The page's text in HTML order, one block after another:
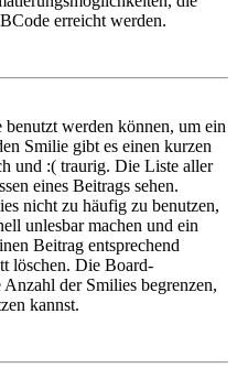
erreicht werden.
werden können, um ein
Smilie gibt es einen kurzen
und :( traurig. Die Liste aller
eines Beitrags sehen.
nicht zu häufig zu benutzen,
unlesbar machen und ein
Beitrag entsprechend
löschen. Die Board-
der Smilies begrenzen,
kannst.